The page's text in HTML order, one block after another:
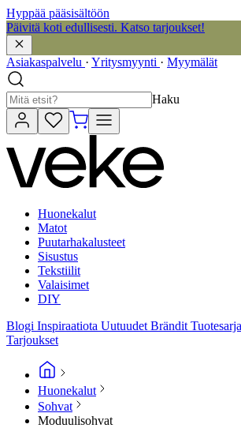
Hyppää pääsisältöön
Päivitä koti edullisesti. Katso tarjoukset!
Asiakaspalvelu · Yritysmyynti · Myymälät
Haku
Huonekalut
Matot
Puutarhakalusteet
Sisustus
Tekstiilit
Valaisimet
DIY
Blogi Inspiraatiota Uutuudet Brändit
Tarjoukset
Huonekalut
Sohvat
Moduulisohvat